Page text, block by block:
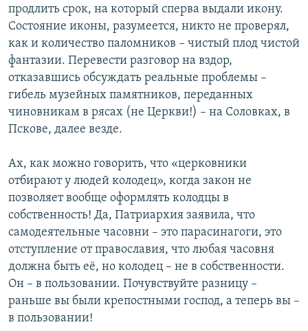
продлить срок, на который сперва выдали икону.
Состояние иконы, разумеется, никто не проверял,
как и количество паломников – чистый плод чистой
фантазии. Перевести разговор на вздор,
отказавшись обсуждать реальные проблемы –
гибель музейных памятников, переданных
чиновникам в рясах (не Церкви!) – на Соловках, в
Пскове, далее везде.
Ах, как можно говорить, что «церковники
отбирают у людей колодец», когда закон не
позволяет вообще оформлять колодцы в
собственность! Да, Патриархия заявила, что
самодеятельные часовни – это парасинагоги, это
отступление от православия, что любая часовня
должна быть её, но колодец – не в собственности.
Он – в пользовании. Почувствуйте разницу –
раньше вы были крепостными господ, а теперь вы –
в пользовании!